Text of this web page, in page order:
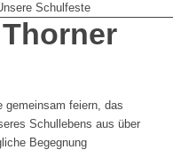
Schulfeste
gemeinsam feiern, das
Schullebens aus über
Begegnung